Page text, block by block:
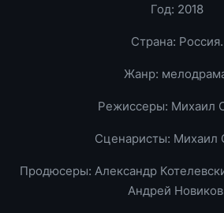
Год: 2018
Страна: Россия.
Жанр:
Режиссеры: Михаил
Сценаристы: Михаил
Продюсеры: Александр
Андрей